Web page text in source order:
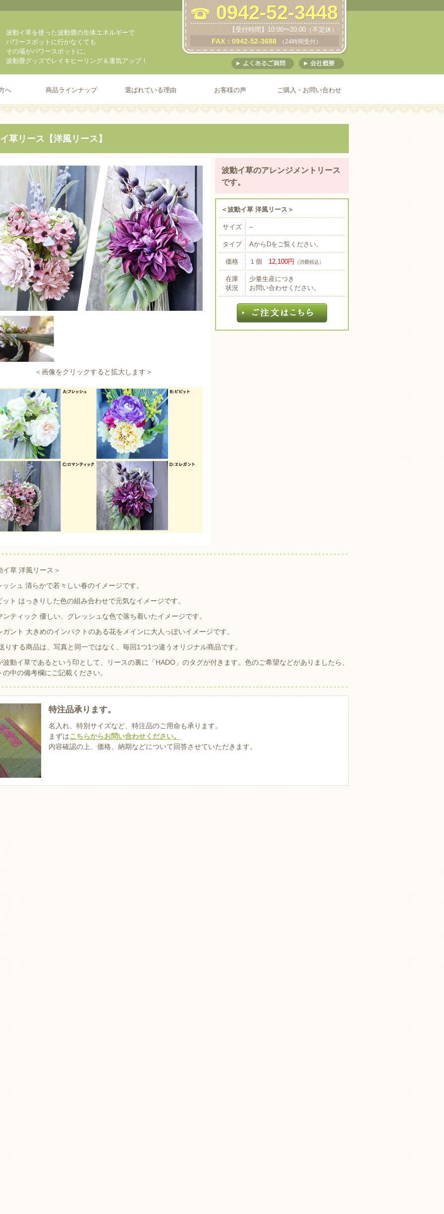
波動イ草を使った波動畳の生体エネルギーで
パワースポットに行かなくても
その場がパワースポットに。
波動畳グッズでレイキヒーリング＆運気アップ！
0942-52-3448
【受付時間】10:00〜20:00（不定休）
FAX：0942-52-3688 （24時間受付）
へ 商品ラインナップ 選ばれている理由 お客様の声 ご購入・お問い合わせ
草リース【洋風リース】
＜画像をクリックすると拡大します＞
波動イ草のアレンジメントリース
です。
＜波動イ草 洋風リース＞
サイズ –
タイプ AからDをご覧ください。
価格 １個 12,100円 （消費税込）
在庫
状況
少量生産につき
お問い合わせください。
イ草 洋風リース＞
ッシュ 清らかで若々しい春のイメージです。
ット はっきりした色の組み合わせで元気なイメージです。
ンティック 優しい、グレッシュな色で落ち着いたイメージです。
ガント 大きめのインパクトのある花をメインに大人っぽいイメージです。
りする商品は、写真と同一ではなく、毎回1つ1つ違うオリジナル商品です。
波動イ草であるという印として、リースの裏に「HADO」のタグが付きます。色のご希望などがありましたら、
の中の備考欄にご記載ください。
特注品承ります。
名入れ、特別サイズなど、特注品のご用命も承ります。
まずはこちらからお問い合わせください。
内容確認の上、価格、納期などについて回答させていただきます。